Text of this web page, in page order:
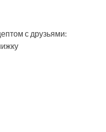
с друзьями: